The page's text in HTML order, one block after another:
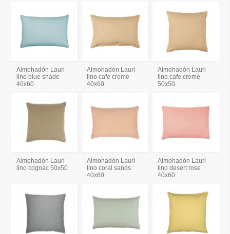
Almohadón Lauri
lino blue shade
40x60
Almohadón Lauri
lino cafe creme
40x60
Almohadón Lauri
lino cafe creme
50x50
Almohadón Lauri
lino cognac 50x50
Almohadón Lauri
lino coral sands
40x60
Almohadón Lauri
lino desert rose
40x60